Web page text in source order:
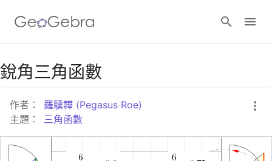
Google Classroom
GeoGebra Classroom
登入
銳角三角函數
作者：
羅驥韡 (Pegasus Roe)
主題：
三角函數